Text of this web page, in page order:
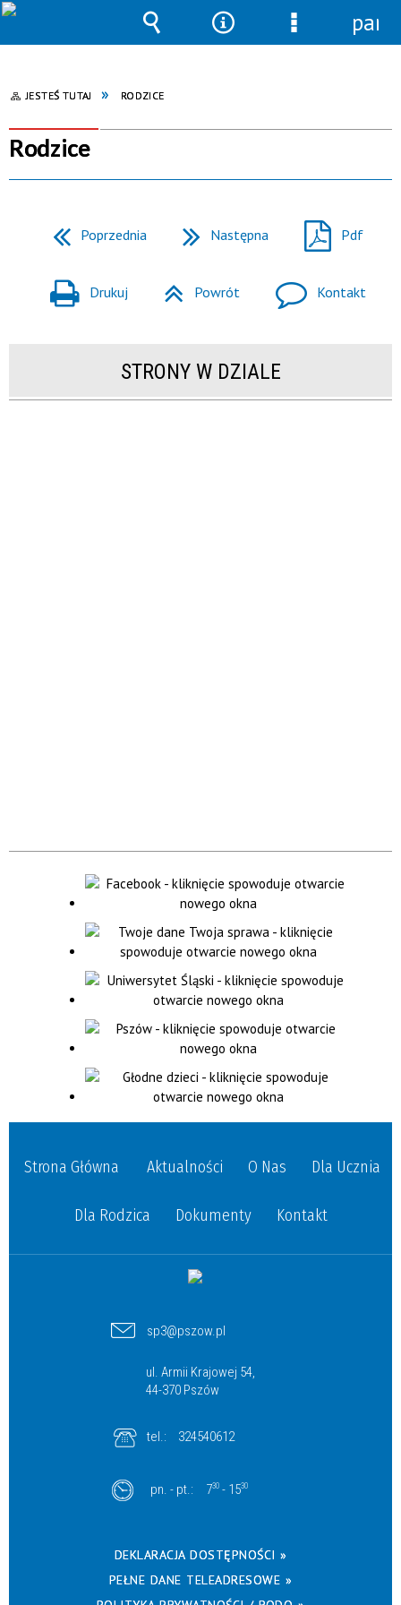
JESTEŚ TUTAJ RODZICE
Rodzice
Poprzednia Następna Pdf
Drukuj Powrót Kontakt
STRONY W DZIALE
Strona Główna Aktualności O Nas Dla Ucznia
Dla Rodzica Dokumenty Kontakt
sp3@pszow.pl
ul. Armii Krajowej 54,
44-370 Pszów
tel.: 324540612
pn. - pt.: 730 - 1530
DEKLARACJA DOSTĘPNOŚCI »
PEŁNE DANE TELEADRESOWE »
Wyszukiwarka
NarzędziaMenu